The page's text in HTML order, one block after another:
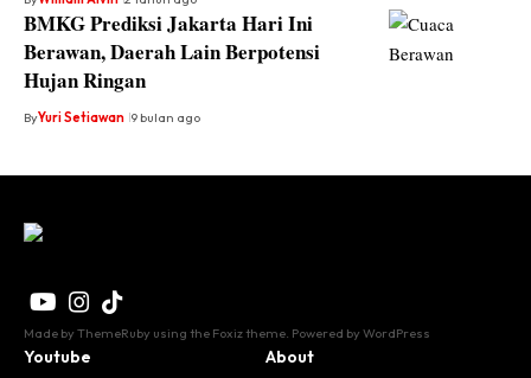
BMKG Prediksi Jakarta Hari Ini
Berawan, Daerah Lain Berpotensi
Hujan Ringan
ByYuri Setiawan 9 bulan ago
Made by ThemeRuby using the Foxiz theme. Powered by WordPress
Youtube About